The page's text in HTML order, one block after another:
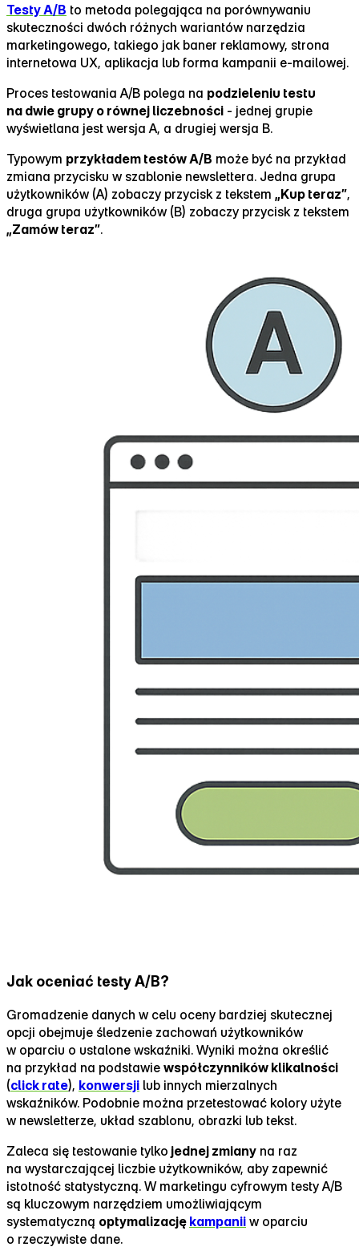
Testy A/B to metoda polegająca na porównywaniu
skuteczności dwóch różnych wariantów narzędzia
marketingowego, takiego jak baner reklamowy, strona
internetowa UX, aplikacja lub forma kampanii e‑mailowej.
Proces testowania A/B polega na podzieleniu testu
na dwie grupy o równej liczebności ‑ jednej grupie
wyświetlana jest wersja A, a drugiej wersja B.
Typowym przykładem testów A/B może być na przykład
zmiana przycisku w szablonie newslettera. Jedna grupa
użytkowników (A) zobaczy przycisk z tekstem „Kup teraz”,
druga grupa użytkowników (B) zobaczy przycisk z tekstem
„Zamów teraz”.
Jak oceniać testy A/B?
Gromadzenie danych w celu oceny bardziej skutecznej
opcji obejmuje śledzenie zachowań użytkowników
w oparciu o ustalone wskaźniki. Wyniki można określić
na przykład na podstawie współczynników klikalności
(click rate), konwersji lub innych mierzalnych
wskaźników. Podobnie można przetestować kolory użyte
w newsletterze, układ szablonu, obrazki lub tekst.
Zaleca się testowanie tylko jednej zmiany na raz
na wystarczającej liczbie użytkowników, aby zapewnić
istotność statystyczną. W marketingu cyfrowym testy A/B
są kluczowym narzędziem umożliwiającym
systematyczną optymalizację kampanii w oparciu
o rzeczywiste dane.